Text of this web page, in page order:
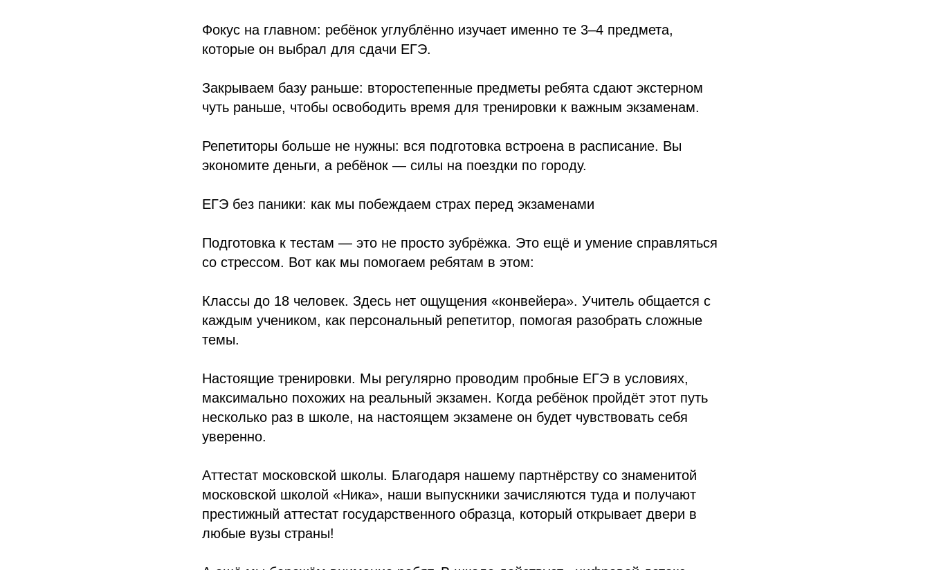
Фокус на главном: ребёнок углублённо изучает именно те 3–4 предмета,
которые он выбрал для сдачи ЕГЭ.
Закрываем базу раньше: второстепенные предметы ребята сдают экстерном
чуть раньше, чтобы освободить время для тренировки к важным экзаменам.
Репетиторы больше не нужны: вся подготовка встроена в расписание. Вы
экономите деньги, а ребёнок — силы на поездки по городу.
ЕГЭ без паники: как мы побеждаем страх перед экзаменами
Подготовка к тестам — это не просто зубрёжка. Это ещё и умение справляться
со стрессом. Вот как мы помогаем ребятам в этом:
Классы до 18 человек. Здесь нет ощущения «конвейера». Учитель общается с
каждым учеником, как персональный репетитор, помогая разобрать сложные
темы.
Настоящие тренировки. Мы регулярно проводим пробные ЕГЭ в условиях,
максимально похожих на реальный экзамен. Когда ребёнок пройдёт этот путь
несколько раз в школе, на настоящем экзамене он будет чувствовать себя
уверенно.
Аттестат московской школы. Благодаря нашему партнёрству со знаменитой
московской школой «Ника», наши выпускники зачисляются туда и получают
престижный аттестат государственного образца, который открывает двери в
любые вузы страны!